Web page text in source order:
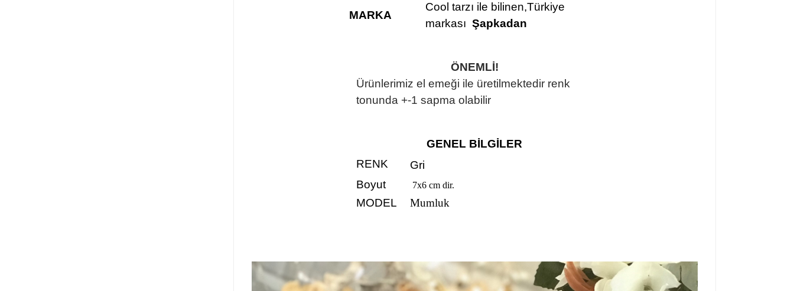
MARKA
Cool tarzı ile bilinen,Türkiye
markası Şapkadan
ÖNEMLİ!
Ürünlerimiz el emeği ile üretilmektedir renk
tonunda +-1 sapma olabilir
GENEL BİLGİLER
RENK
Gri
Boyut
7x6 cm dir.
MODEL Mumluk